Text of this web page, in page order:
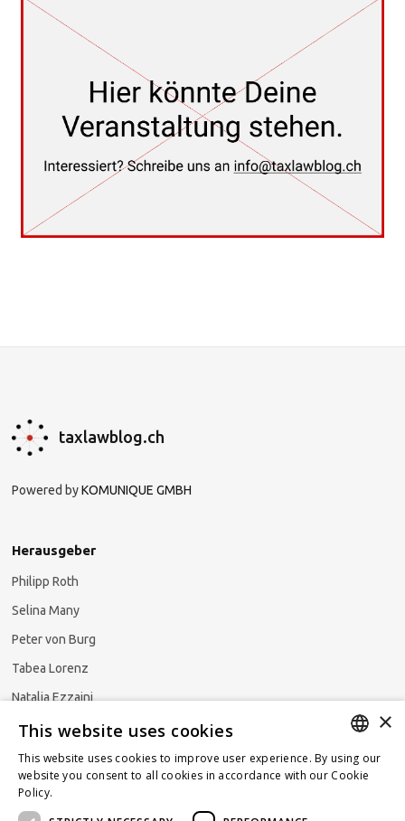
taxlawblog.ch
Powered byKOMUNIQUE GMBH
Herausgeber
Philipp Roth
Selina Many
Peter von Burg
Tabea Lorenz
Natalja Ezzaini
Newsletter abonnieren
GERMAN
×
This website uses cookies
This website uses cookies to improve user experience. By using our
website you consent to all cookies in accordance with our Cookie
Policy.